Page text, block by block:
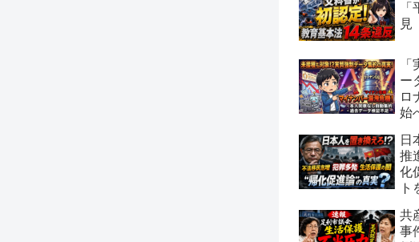
見
ー
ロ
始
日
推
化
ト
共
事